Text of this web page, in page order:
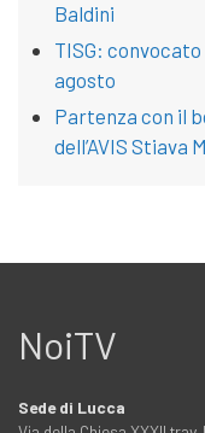
Baldini
TISG:
agosto
Partenza con il
dell’AVIS Stiava
NoiTV
Sede di Lucca